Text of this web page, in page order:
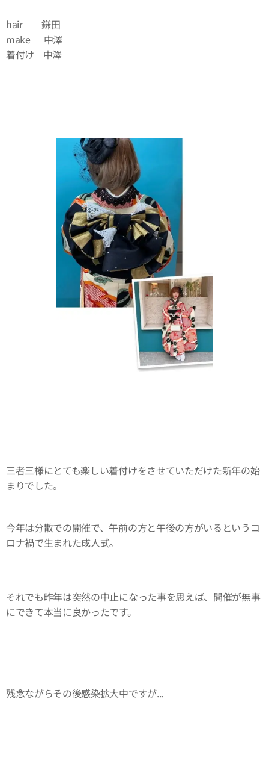
hair 鎌田
make 中澤
着付け 中澤
三者三様にとても楽しい着付けをさせていただけた新年の始
まりでした。
今年は分散での開催で、午前の方と午後の方がいるというコ
ロナ禍で生まれた成人式。
それでも昨年は突然の中止になった事を思えば、開催が無事
にできて本当に良かったです。
残念ながらその後感染拡大中ですが...